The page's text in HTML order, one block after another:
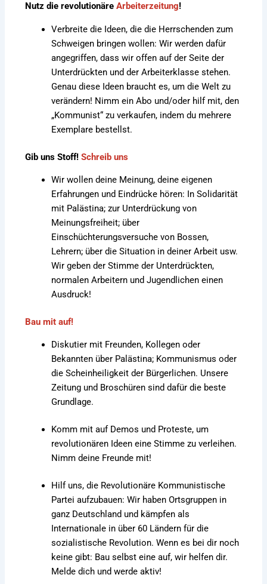
Nutz die revolutionäreArbeiterzeitung!
Verbreite die Ideen, die die Herrschenden zum
Schweigen bringen wollen: Wir werden dafür
angegriffen, dass wir offen auf der Seite der
Unterdrückten und der Arbeiterklasse stehen.
Genau diese Ideen braucht es, um die Welt zu
verändern! Nimm ein Abo und/oder hilf mit, den
„Kommunist“ zu verkaufen, indem du mehrere
Exemplare bestellst.
Gib uns Stoff!Schreib uns
Wir wollen deine Meinung, deine eigenen
Erfahrungen und Eindrücke hören: In Solidarität
mit Palästina; zur Unterdrückung von
Meinungsfreiheit; über
Einschüchterungsversuche von Bossen,
Lehrern; über die Situation in deiner Arbeit usw.
Wir geben der Stimme der Unterdrückten,
normalen Arbeitern und Jugendlichen einen
Ausdruck!
Bau mit auf!
Diskutier mit Freunden, Kollegen oder
Bekannten über Palästina; Kommunismus oder
die Scheinheiligkeit der Bürgerlichen. Unsere
Zeitung und Broschüren sind dafür die beste
Grundlage.
Komm mit auf Demos und Proteste, um
revolutionären Ideen eine Stimme zu verleihen.
Nimm deine Freunde mit!
Hilf uns, die Revolutionäre Kommunistische
Partei aufzubauen: Wir haben Ortsgruppen in
ganz Deutschland und kämpfen als
Internationale in über 60 Ländern für die
sozialistische Revolution. Wenn es bei dir noch
keine gibt: Bau selbst eine auf, wir helfen dir.
Melde dich und werde aktiv!